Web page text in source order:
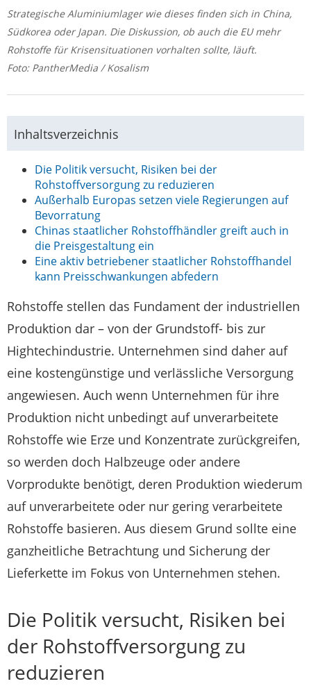
Strategische Aluminiumlager wie dieses finden sich in China,
Südkorea oder Japan. Die Diskussion, ob auch die EU mehr
Rohstoffe für Krisensituationen vorhalten sollte, läuft.
Foto: PantherMedia / Kosalism
Inhaltsverzeichnis
Die Politik versucht, Risiken bei der
Rohstoffversorgung zu reduzieren
Außerhalb Europas setzen viele Regierungen auf
Bevorratung
Chinas staatlicher Rohstoffhändler greift auch in
die Preisgestaltung ein
Eine aktiv betriebener staatlicher Rohstoffhandel
kann Preisschwankungen abfedern
Rohstoffe stellen das Fundament der industriellen
Produktion dar – von der Grundstoff- bis zur
Hightechindustrie. Unternehmen sind daher auf
eine kostengünstige und verlässliche Versorgung
angewiesen. Auch wenn Unternehmen für ihre
Produktion nicht unbedingt auf unverarbeitete
Rohstoffe wie Erze und Konzentrate zurückgreifen,
so werden doch Halbzeuge oder andere
Vorprodukte benötigt, deren Produktion wiederum
auf unverarbeitete oder nur gering verarbeitete
Rohstoffe basieren. Aus diesem Grund sollte eine
ganzheitliche Betrachtung und Sicherung der
Lieferkette im Fokus von Unternehmen stehen.
Die Politik versucht, Risiken bei
der Rohstoffversorgung zu
reduzieren